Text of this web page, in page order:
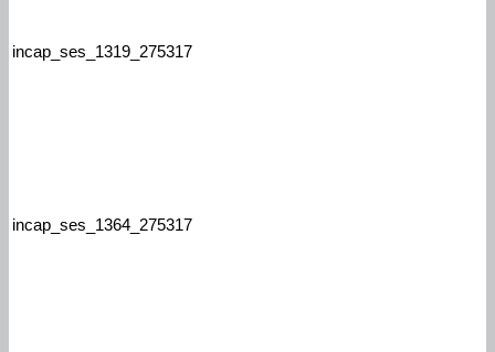
incap_ses_1319_275317
incap_ses_1364_275317